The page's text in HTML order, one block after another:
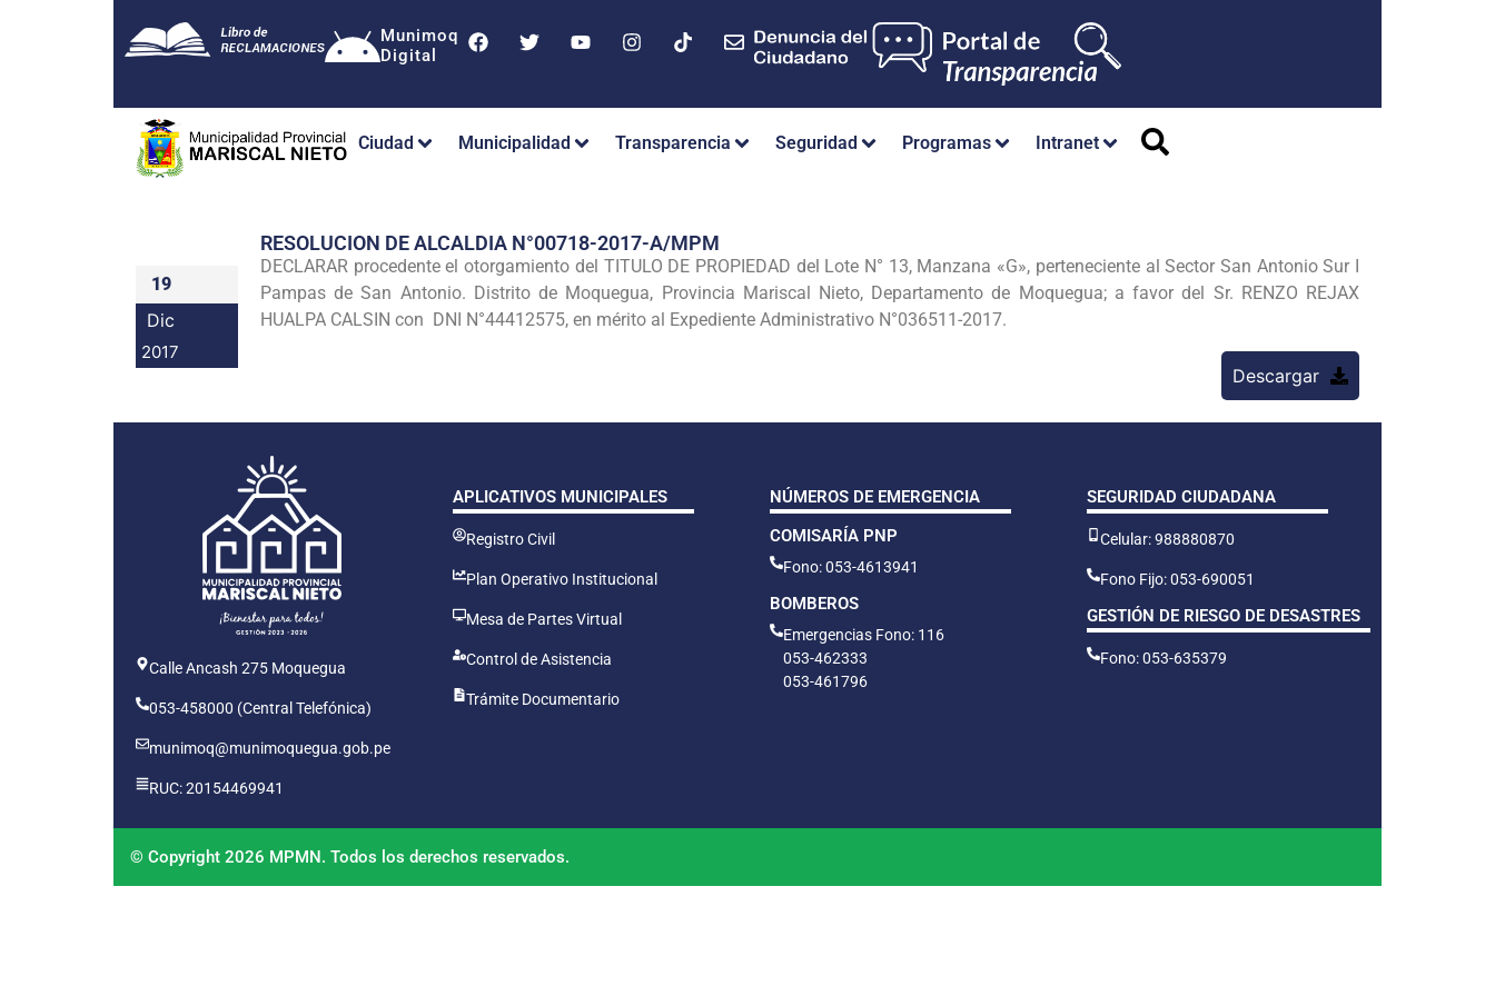
Munimoq
Digital
Ciudad Municipalidad Transparencia Seguridad Programas Intranet
19
Dic
2017
RESOLUCION DE ALCALDIA N°00718-2017-A/MPM
DECLARAR procedente el otorgamiento del TITULO DE PROPIEDAD del Lote N° 13, Manzana «G», perteneciente al Sector San Antonio Sur I
Pampas de San Antonio. Distrito de Moquegua, Provincia Mariscal Nieto, Departamento de Moquegua; a favor del Sr. RENZO REJAX
HUALPA CALSIN con DNI N°44412575, en mérito al Expediente Administrativo N°036511-2017.
Descargar
Calle Ancash 275 Moquegua
053-458000 (Central Telefónica)
munimoq@munimoquegua.gob.pe
RUC: 20154469941
APLICATIVOS MUNICIPALES
Registro Civil
Plan Operativo Institucional
Mesa de Partes Virtual
Control de Asistencia
Trámite Documentario
NÚMEROS DE EMERGENCIA
COMISARÍA PNP
Fono: 053-4613941
BOMBEROS
Emergencias Fono: 116
053-462333
053-461796
SEGURIDAD CIUDADANA
Celular: 988880870
Fono Fijo: 053-690051
GESTIÓN DE RIESGO DE DESASTRES
Fono: 053-635379
© Copyright 2026 MPMN. Todos los derechos reservados.